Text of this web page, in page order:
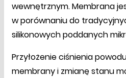
wewnętrznym. Membrana
w porównaniu do
silikonowych poddanych
Przyłożenie ciśnienia
membrany i zmianę stanu